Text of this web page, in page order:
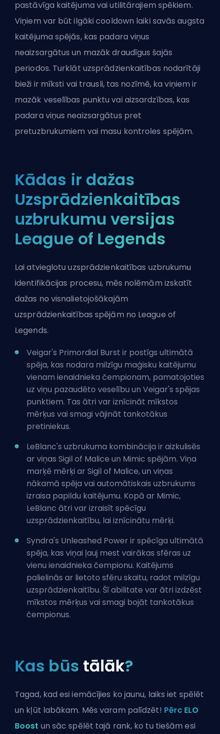
pastāvīga kaitējuma vai utilitārajiem spēkiem.
Viņiem var būt ilgāki cooldown laiki savās augsta
kaitējuma spējās, kas padara viņus
neaizsargātus un mazāk draudīgus šajās
periodos. Turklāt uzsprādzienkaitības nodarītāji
bieži ir mīksti vai trausli, tas nozīmē, ka viņiem ir
mazāk veselības punktu vai aizsardzības, kas
padara viņus neaizsargātus pret
pretuzbrukumiem vai masu kontroles spējām.
Kādas ir dažas
Uzsprādzienkaitības
uzbrukumu versijas
League of Legends
Lai atvieglotu uzsprādzienkaitības uzbrukumu
identifikācijas procesu, mēs nolēmām izskatīt
dažas no visnalietojošākajām
uzsprādzienkaitības spējām no League of
Legends.
Veigar's Primordial Burst ir postīgs ultimātā
spēja, kas nodara milzīgu maģisku kaitējumu
vienam ienaidnieka čempionam, pamatojoties
uz viņu pazaudēto veselību un Veigar's spējas
punktiem. Tas ātri var iznīcināt mīkstos
mērķus vai smagi vājināt tankotākus
pretiniekus.
LeBlanc's uzbrukuma kombinācija ir aizkulisēs
ar viņas Sigil of Malice un Mimic spējām. Viņa
marķē mērķi ar Sigil of Malice, un viņas
nākamā spēja vai automātiskais uzbrukums
izraisa papildu kaitējumu. Kopā ar Mimic,
LeBlanc ātri var izraisīt spēcīgu
uzsprādzienkaitību, lai iznīcinātu mērķi.
Syndra's Unleashed Power ir spēcīga ultimātā
spēja, kas viņai ļauj mest vairākas sfēras uz
vienu ienaidnieka čempionu. Kaitējums
palielinās ar lietoto sfēru skaitu, radot milzīgu
uzsprādzienkaitību. Šī abilitate var ātri izdzēst
mīkstos mērķus vai smagi bojāt tankotākus
čempionus.
Kas būs tālāk?
Tagad, kad esi iemācījies ko jaunu, laiks iet spēlēt
un kļūt labākam. Mēs varam palīdzēt! Pērc ELO
Boost un sāc spēlēt tajā rank, ko tu tiešām esi